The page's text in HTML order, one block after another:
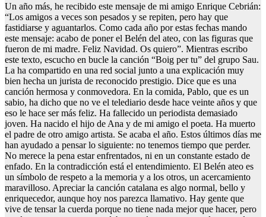
Un año más, he recibido este mensaje de mi amigo Enrique Cebrián:
“Los amigos a veces son pesados y se repiten, pero hay que
fastidiarse y aguantarlos. Como cada año por estas fechas mando
este mensaje: acabo de poner el Belén del ateo, con las figuras que
fueron de mi madre. Feliz Navidad. Os quiero”. Mientras escribo
este texto, escucho en bucle la canción “Boig per tu” del grupo Sau.
La ha compartido en una red social junto a una explicación muy
bien hecha un jurista de reconocido prestigio. Dice que es una
canción hermosa y conmovedora. En la comida, Pablo, que es un
sabio, ha dicho que no ve el telediario desde hace veinte años y que
eso le hace ser más feliz. Ha fallecido un periodista demasiado
joven. Ha nacido el hijo de Ana y de mi amigo el poeta. Ha muerto
el padre de otro amigo artista. Se acaba el año. Estos últimos días me
han ayudado a pensar lo siguiente: no tenemos tiempo que perder.
No merece la pena estar enfrentados, ni en un constante estado de
enfado. En la contradicción está el entendimiento. El Belén ateo es
un símbolo de respeto a la memoria y a los otros, un acercamiento
maravilloso. Apreciar la canción catalana es algo normal, bello y
enriquecedor, aunque hoy nos parezca llamativo. Hay gente que
vive de tensar la cuerda porque no tiene nada mejor que hacer, pero